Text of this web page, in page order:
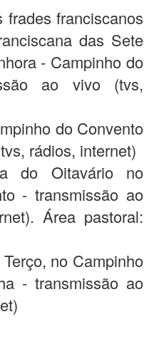
franciscanos
das Sete
- Campinho do
ao vivo (tvs,
do Convento
rádios, internet)
do Oitavário no
- transmissão ao
Área pastoral:
no Campinho
- transmissão ao